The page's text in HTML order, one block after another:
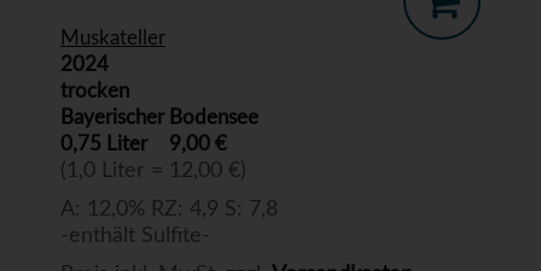
Muskateller
2024
trocken
Bayerischer Bodensee
0,75 Liter
9,00 €
(1,0 Liter = 12,00 €)
A: 12,0% RZ: 4,9 S: 7,8
-enthält Sulfite-